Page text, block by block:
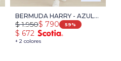
BERMUDA HARRY - AZUL
OSCURO
+ 2 colores
$ 790
$ 1.950 59
$ 672